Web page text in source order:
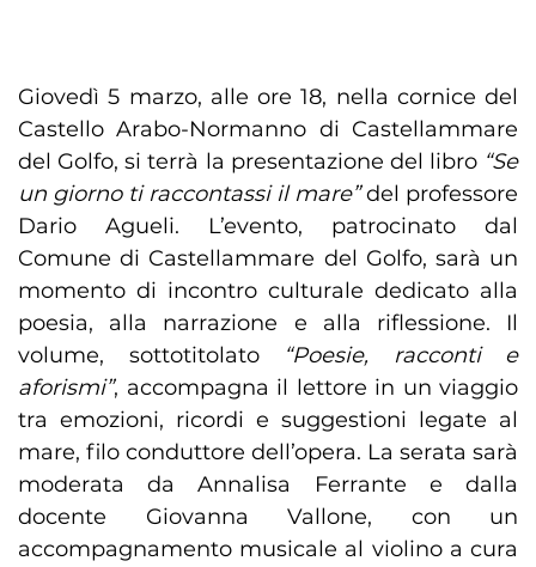
Giovedì 5 marzo, alle ore 18, nella cornice del
Castello Arabo-Normanno di Castellammare
del Golfo, si terrà la presentazione del libro “Se
un giorno ti raccontassi il mare”del professore
Dario Agueli. L’evento, patrocinato dal
Comune di Castellammare del Golfo, sarà un
momento di incontro culturale dedicato alla
poesia, alla narrazione e alla riflessione. Il
volume, sottotitolato
“Poesie, racconti e
aforismi”, accompagna il lettore in un viaggio
tra emozioni, ricordi e suggestioni legate al
mare, filo conduttore dell’opera. La serata sarà
moderata da Annalisa Ferrante e dalla
docente Giovanna Vallone, con un
accompagnamento musicale al violino a cura